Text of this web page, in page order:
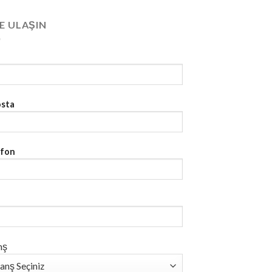
ULAŞIN